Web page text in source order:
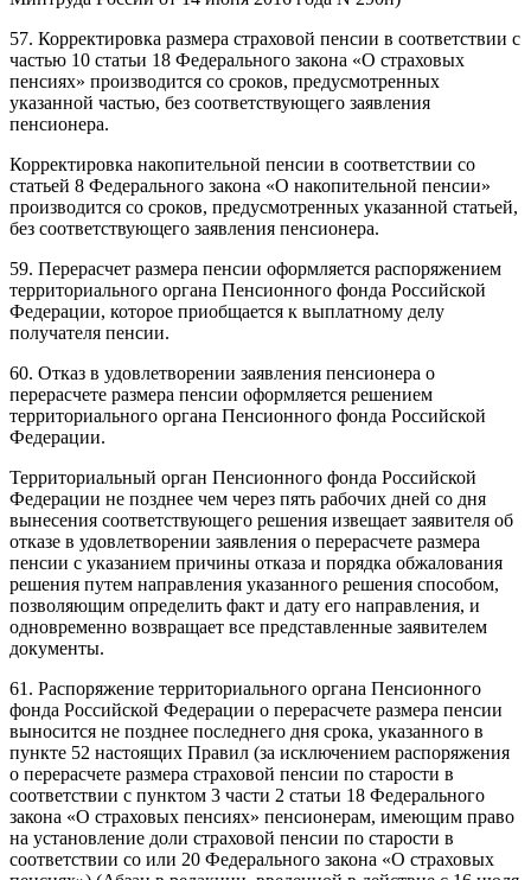
57. Корректировка размера страховой пенсии в соответствии с
частью 10 статьи 18 Федерального закона «О страховых
пенсиях» производится со сроков, предусмотренных
указанной частью, без соответствующего заявления
пенсионера.
Корректировка накопительной пенсии в соответствии со
статьей 8 Федерального закона «О накопительной пенсии»
производится со сроков, предусмотренных указанной статьей,
без соответствующего заявления пенсионера.
59. Перерасчет размера пенсии оформляется распоряжением
территориального органа Пенсионного фонда Российской
Федерации, которое приобщается к выплатному делу
получателя пенсии.
60. Отказ в удовлетворении заявления пенсионера о
перерасчете размера пенсии оформляется решением
территориального органа Пенсионного фонда Российской
Федерации.
Территориальный орган Пенсионного фонда Российской
Федерации не позднее чем через пять рабочих дней со дня
вынесения соответствующего решения извещает заявителя об
отказе в удовлетворении заявления о перерасчете размера
пенсии с указанием причины отказа и порядка обжалования
решения путем направления указанного решения способом,
позволяющим определить факт и дату его направления, и
одновременно возвращает все представленные заявителем
документы.
61. Распоряжение территориального органа Пенсионного
фонда Российской Федерации о перерасчете размера пенсии
выносится не позднее последнего дня срока, указанного в
пункте 52 настоящих Правил (за исключением распоряжения
о перерасчете размера страховой пенсии по старости в
соответствии с пунктом 3 части 2 статьи 18 Федерального
закона «О страховых пенсиях» пенсионерам, имеющим право
на установление доли страховой пенсии по старости в
соответствии со или 20 Федерального закона «О страховых